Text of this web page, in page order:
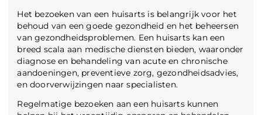
Het bezoeken van een huisarts is belangrijk voor het
behoud van een goede gezondheid en het beheersen
van gezondheidsproblemen. Een huisarts kan een
breed scala aan medische diensten bieden, waaronder
diagnose en behandeling van acute en chronische
aandoeningen, preventieve zorg, gezondheidsadvies,
en doorverwijzingen naar specialisten.
Regelmatige bezoeken aan een huisarts kunnen